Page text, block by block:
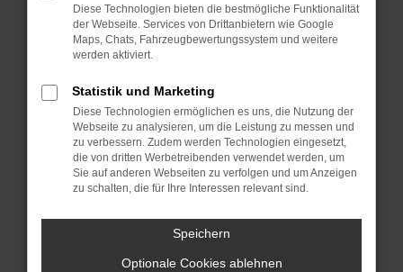
Starte dein Gerät neu.
Das kann manchmal helfen, vorübergehende
Probleme zu beheben.
Betriebssystem auf dem neuesten Stand
sind.
Veraltete Software birgt nicht nur ein
Sicherheitsrisiko, sondern kann auch dazu
führen, dass bestimmte Funktionen nicht mehr
unterstützt werden.
Wende dich an den Webseitenbetreiber.
Wenn du alle oben genannten Schritte versucht
hast, kontaktiere uns bitte. Wir werden
Diese Technologien bieten die bestmögliche Funktionalität
der Webseite. Services von Drittanbietern wie Google
Maps, Chats, Fahrzeugbewertungssystem und weitere
werden aktiviert.
Statistik und Marketing
Diese Technologien ermöglichen es uns, die Nutzung der
Webseite zu analysieren, um die Leistung zu messen und
zu verbessern. Zudem werden Technologien eingesetzt,
die von dritten Werbetreibenden verwendet werden, um
Sie auf anderen Webseiten zu verfolgen und um Anzeigen
zu schalten, die für Ihre Interessen relevant sind.
Speichern
Optionale Cookies ablehnen